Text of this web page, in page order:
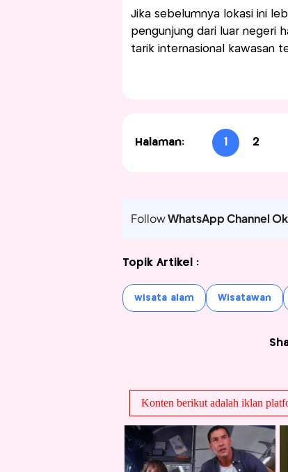
Jika sebelumnya lokasi ini
pengunjung dari luar negeri
tarik internasional kawasan
Halaman: 1 2
FollowWhatsApp Channel
Topik Artikel :
wisata alam Wisatawan